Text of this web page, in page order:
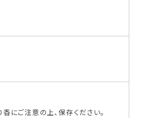
にご注意の上、保存ください。